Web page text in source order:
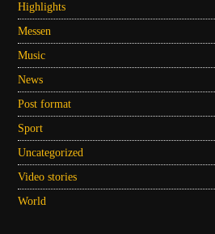
Highlights
Messen
Music
News
Post format
Sport
Uncategorized
Video stories
World